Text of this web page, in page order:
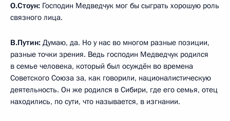
О.Стоун: Господин Медведчук мог бы сыграть хорошую роль
связного лица.
В.Путин: Думаю, да. Но у нас во многом разные позиции,
разные точки зрения. Ведь господин Медведчук родился
в семье человека, который был осуждён во времена
Советского Союза за, как говорили, националистическую
деятельность. Он же родился в Сибири, где его семья, отец
находились, по сути, что называется, в изгнании.